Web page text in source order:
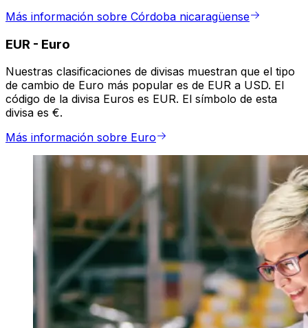
Más información sobre Córdoba nicaragüense
EUR - Euro
Nuestras clasificaciones de divisas muestran que el tipo
de cambio de Euro más popular es de EUR a USD. El
código de la divisa Euros es EUR. El símbolo de esta
divisa es €.
Más información sobre Euro